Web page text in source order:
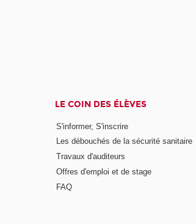
LE COIN DES ÉLÈVES
S'informer, S'inscrire
Les débouchés de la sécurité sanitaire
Travaux d'auditeurs
Offres d'emploi et de stage
FAQ